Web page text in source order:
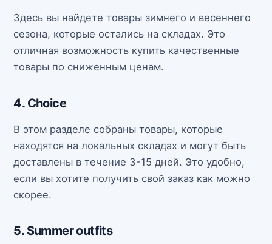
Здесь вы найдете товары зимнего и весеннего
сезона, которые остались на складах. Это
отличная возможность купить качественные
товары по сниженным ценам.
4. Choice
В этом разделе собраны товары, которые
находятся на локальных складах и могут быть
доставлены в течение 3-15 дней. Это удобно,
если вы хотите получить свой заказ как можно
скорее.
5. Summer outfits